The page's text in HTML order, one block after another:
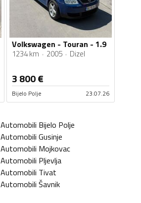
Volkswagen - Touran - 1.9
1234 km 2005 Dizel
3 800€
Bijelo Polje 23.07.26
Automobili Bijelo Polje
Automobili Gusinje
Automobili Mojkovac
Automobili Pljevlja
Automobili Tivat
Automobili Šavnik